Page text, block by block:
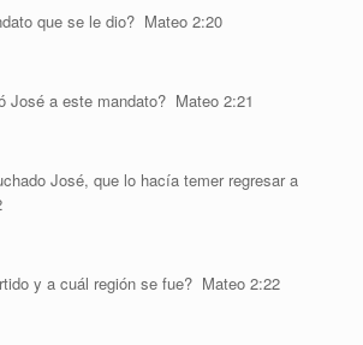
que se le dio? Mateo 2:20
José a este mandato? Mateo 2:21
José, que lo hacía temer regresar a
y a cuál región se fue? Mateo 2:22